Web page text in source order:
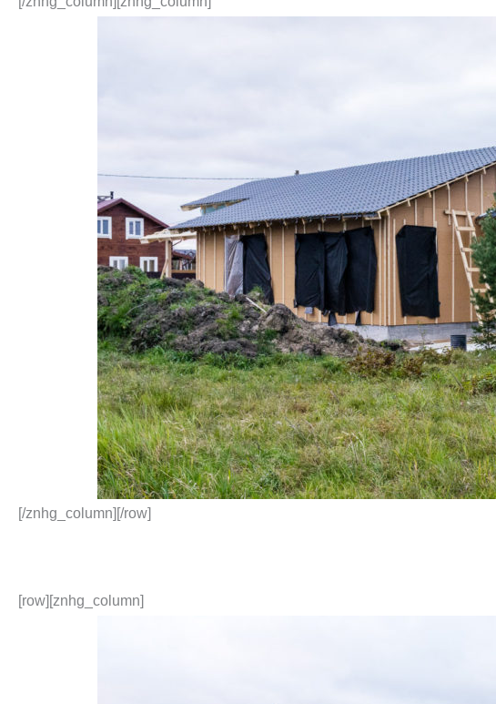
[/znhg_column][/row]
[row][znhg_column]